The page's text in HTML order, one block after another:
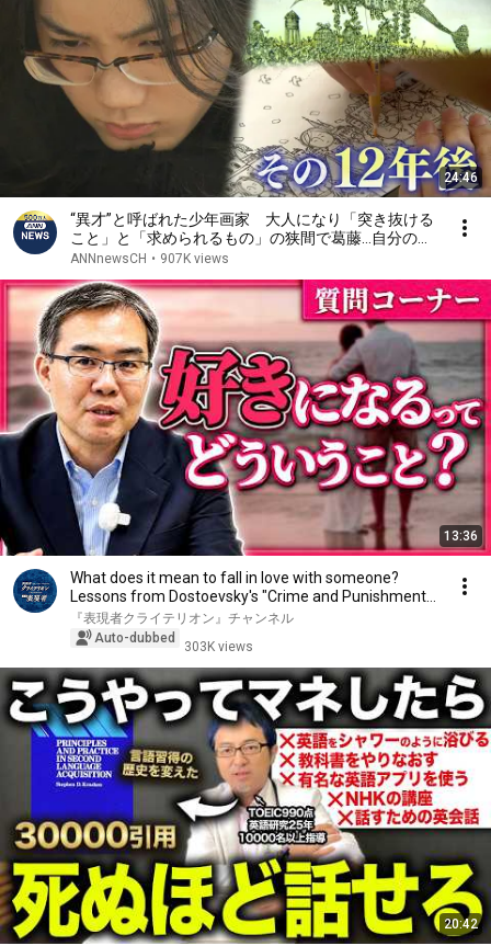
24:46
“異才”と呼ばれた少年画家 大人になり「突き抜ける
こと」と「求められるもの」の狭間で葛藤…自分の在
り方への問いを絵に込める【テレメンタリー】
ANNnewsCH • 907K views
13:36
What does it mean to fall in love with someone?
Lessons from Dostoevsky's "Crime and Punishment"
...『表現者クライテリオン』チャンネル
Auto-dubbed
303K views
20:42